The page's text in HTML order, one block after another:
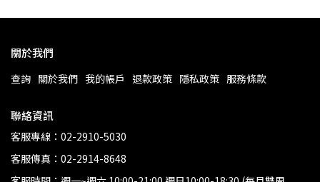
關於我們
查詢 關於我們 我的帳戶 退款政策 隱私政策 服務條款
聯絡資訊
客服專線：02-2910-5030
客服傳真：02-2914-8648